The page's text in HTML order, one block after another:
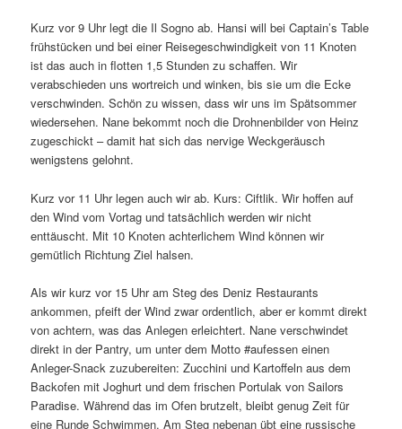
Kurz vor 9 Uhr legt die Il Sogno ab. Hansi will bei Captain’s Table
frühstücken und bei einer Reisegeschwindigkeit von 11 Knoten
ist das auch in flotten 1,5 Stunden zu schaffen. Wir
verabschieden uns wortreich und winken, bis sie um die Ecke
verschwinden. Schön zu wissen, dass wir uns im Spätsommer
wiedersehen. Nane bekommt noch die Drohnenbilder von Heinz
zugeschickt – damit hat sich das nervige Weckgeräusch
wenigstens gelohnt.
Kurz vor 11 Uhr legen auch wir ab. Kurs: Ciftlik. Wir hoffen auf
den Wind vom Vortag und tatsächlich werden wir nicht
enttäuscht. Mit 10 Knoten achterlichem Wind können wir
gemütlich Richtung Ziel halsen.
Als wir kurz vor 15 Uhr am Steg des Deniz Restaurants
ankommen, pfeift der Wind zwar ordentlich, aber er kommt direkt
von achtern, was das Anlegen erleichtert. Nane verschwindet
direkt in der Pantry, um unter dem Motto #aufessen einen
Anleger-Snack zuzubereiten: Zucchini und Kartoffeln aus dem
Backofen mit Joghurt und dem frischen Portulak von Sailors
Paradise. Während das im Ofen brutzelt, bleibt genug Zeit für
eine Runde Schwimmen. Am Steg nebenan übt eine russische